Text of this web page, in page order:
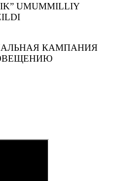
UMUMMILLIY
КАМПАНИЯ